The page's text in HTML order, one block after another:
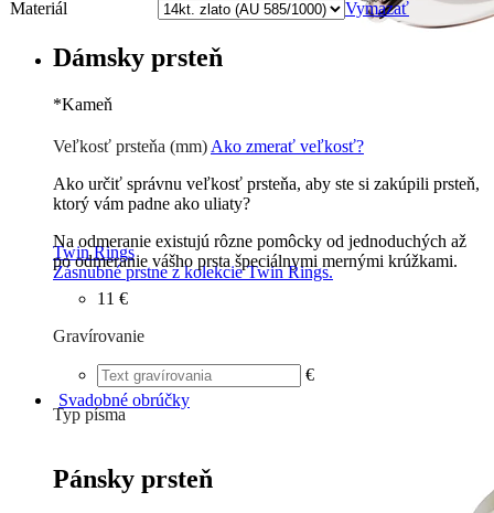
Twin Rings
Zásnubné prstne z kolekcie Twin Rings.
Svadobné obrúčky
Materiál Vymazať
Dámsky prsteň
*Kameň
Veľkosť prsteňa (mm) Ako zmerať veľkosť?
Ako určiť správnu veľkosť prsteňa, aby ste si zakúpili prsteň,
ktorý vám padne ako uliaty?
Na odmeranie existujú rôzne pomôcky od jednoduchých až
po odmeranie vášho prsta špeciálnymi mernými krúžkami.
11 €
Gravírovanie
€
Typ písma
Pánsky prsteň